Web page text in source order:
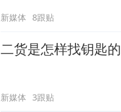
新媒体 8跟贴
二货是怎样找钥匙的
新媒体 3跟贴